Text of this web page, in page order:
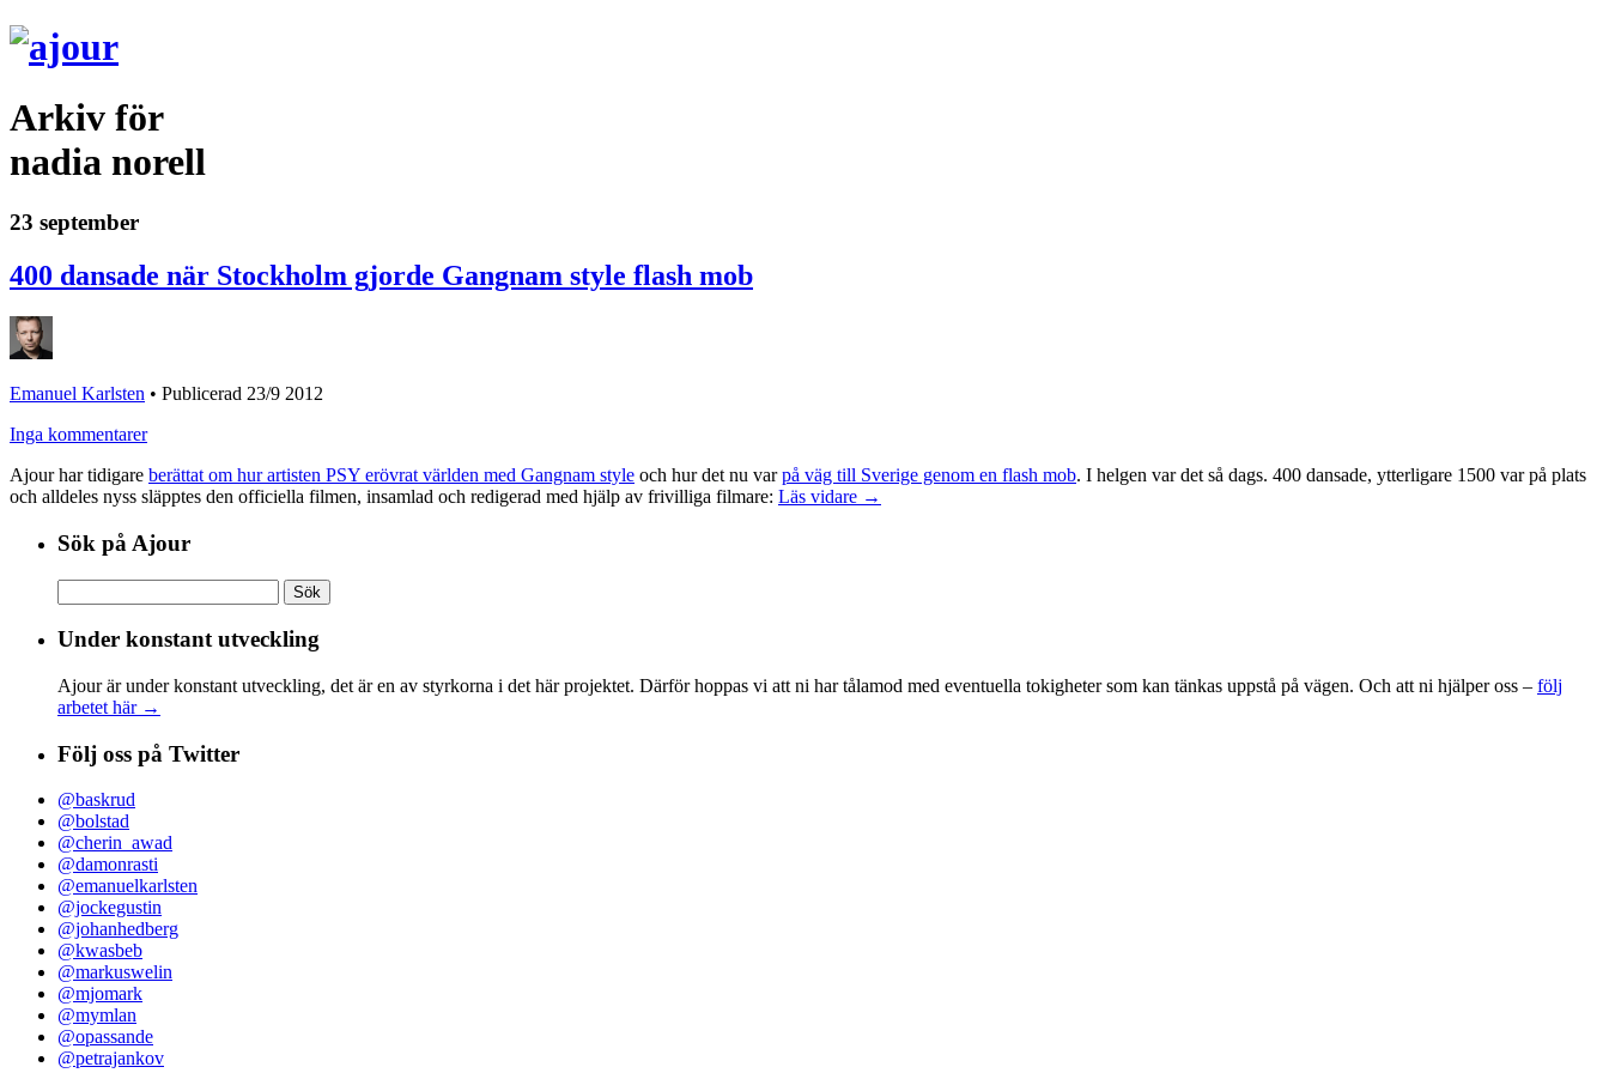
Arkiv för
nadia norell
23 september
400 dansade när Stockholm gjorde Gangnam style flash mob
Emanuel Karlsten • Publicerad 23/9 2012
Inga kommentarer
Ajour har tidigare berättat om hur artisten PSY erövrat världen med Gangnam style och hur det nu varpå väg till Sverige genom en flash mob. I helgen var det så dags. 400 dansade, ytterligare 1500 var på plats
och alldeles nyss släpptes den officiella filmen, insamlad och redigerad med hjälp av frivilliga filmare: Läs vidare →
Sök på Ajour
efter:
Under konstant utveckling
Ajour är under konstant utveckling, det är en av styrkorna i det här projektet. Därför hoppas vi att ni har tålamod med eventuella tokigheter som kan tänkas uppstå på vägen. Och att ni hjälper oss – följ
arbetet här →
Följ oss på Twitter
@baskrud
@bolstad
@cherin_awad
@damonrasti
@emanuelkarlsten
@jockegustin
@johanhedberg
@kwasbeb
@markuswelin
@mjomark
@mymlan
@opassande
@petrajankov